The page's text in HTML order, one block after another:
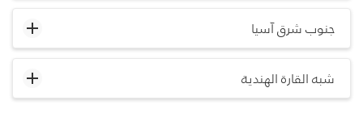
جنوب شرق آسيا
شبه القارة الهندية